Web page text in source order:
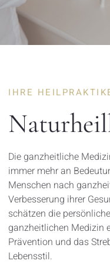
IHRE
Die ganzheitliche
immer mehr an
Menschen nach
Verbesserung ihrer
schätzen die
ganzheitlichen Medizin
Prävention und das
Lebensstil.